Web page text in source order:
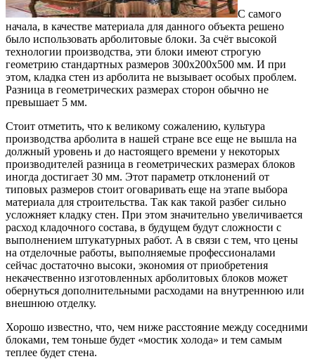
С самого
начала, в качестве материала для данного объекта решено
было использовать арболитовые блоки. За счёт высокой
технологии производства, эти блоки имеют строгую
геометрию стандартных размеров 300x200x500 мм. И при
этом, кладка стен из арболита не вызывает особых проблем.
Разница в геометрических размерах сторон обычно не
превышает 5 мм.
Стоит отметить, что к великому сожалению, культура
производства арболита в нашей стране все еще не вышла на
должный уровень и до настоящего времени у некоторых
производителей разница в геометрических размерах блоков
иногда достигает 30 мм. Этот параметр отклонений от
типовых размеров стоит оговаривать еще на этапе выбора
материала для строительства. Так как такой разбег сильно
усложняет кладку стен. При этом значительно увеличивается
расход кладочного состава, в будущем будут сложности с
выполнением штукатурных работ. А в связи с тем, что цены
на отделочные работы, выполняемые профессионалами
сейчас достаточно высоки, экономия от приобретения
некачественно изготовленных арболитовых блоков может
обернуться дополнительными расходами на внутреннюю или
внешнюю отделку.
Хорошо известно, что, чем ниже расстояние между соседними
блоками, тем тоньше будет «мостик холода» и тем самым
теплее будет стена.